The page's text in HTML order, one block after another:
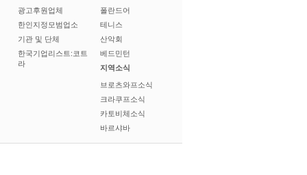
광고후원업체
한인지정모범업소
기관 및 단체
한국기업리스트:코트
라
폴란드어
테니스
산악회
베드민턴
지역소식
브로츠와프소식
크라쿠프소식
카토비체소식
바르샤바